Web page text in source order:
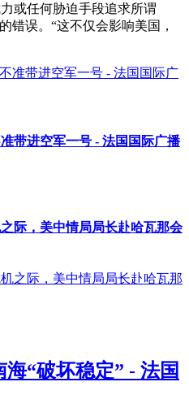
或任何胁迫手段追求所谓
错误。“这不仅会影响美国，
带进空军一号 - 法国国际广播
际，美中情局局长赴哈瓦那会
“破坏稳定” - 法国